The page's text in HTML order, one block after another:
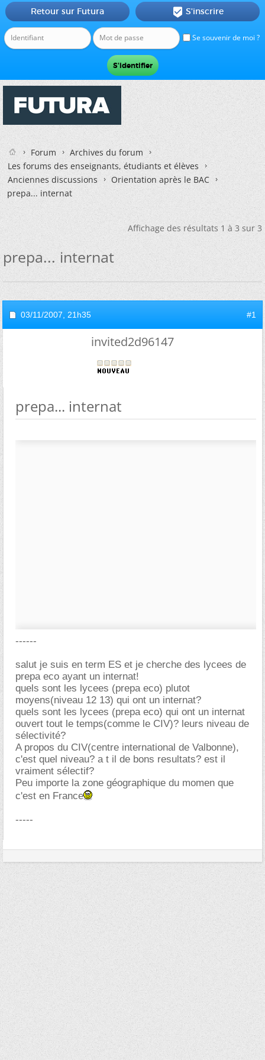
Se souvenir de moi ?
Retour sur Futura  S'inscrire
Forum
Archives du forum
Les forums des enseignants, étudiants et élèves
Anciennes discussions
Orientation après le BAC
prepa... internat
Affichage des résultats 1 à 3 sur 3
prepa... internat
03/11/2007, 21h35 #1
invited2d96147
prepa... internat
------
salut je suis en term ES et je cherche des lycees de
prepa eco ayant un internat!
quels sont les lycees (prepa eco) plutot
moyens(niveau 12 13) qui ont un internat?
quels sont les lycees (prepa eco) qui ont un internat
ouvert tout le temps(comme le CIV)? leurs niveau de
sélectivité?
A propos du CIV(centre international de Valbonne),
c'est quel niveau? a t il de bons resultats? est il
vraiment sélectif?
Peu importe la zone géographique du momen que
c'est en France
-----